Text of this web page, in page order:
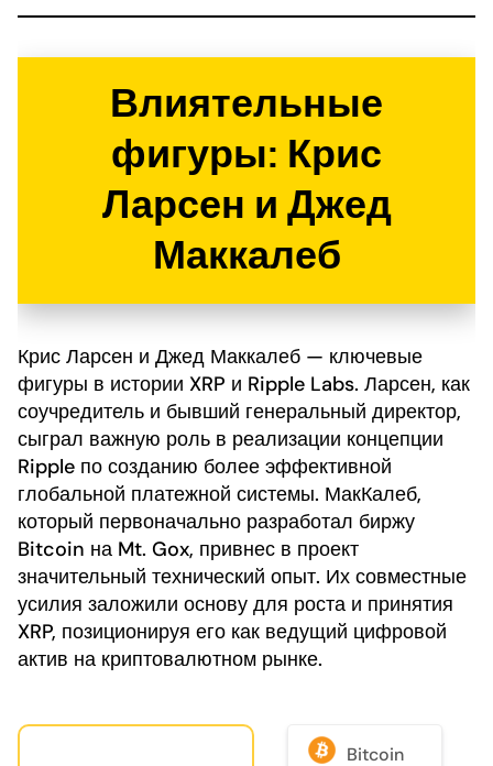
Влиятельные
фигуры: Крис
Ларсен и Джед
Маккалеб
Крис Ларсен и Джед Маккалеб — ключевые
фигуры в истории XRP и Ripple Labs. Ларсен, как
соучредитель и бывший генеральный директор,
сыграл важную роль в реализации концепции
Ripple по созданию более эффективной
глобальной платежной системы. МакКалеб,
который первоначально разработал биржу
Bitcoin на Mt. Gox, привнес в проект
значительный технический опыт. Их совместные
усилия заложили основу для роста и принятия
XRP, позиционируя его как ведущий цифровой
актив на криптовалютном рынке.
Bitcoin